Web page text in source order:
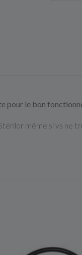
pour le bon
même si vs ne